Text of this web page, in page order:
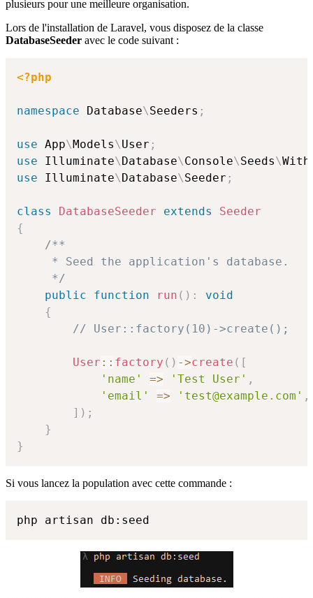
plusieurs pour une meilleure organisation.
Lors de l'installation de Laravel, vous disposez de la classe
DatabaseSeeder avec le code suivant :
<?php
namespace Database\Seeders ;
use App\ Models\User ;
use
Illuminate\ Database\Console\Seeds\
use
Illuminate\ Database\Seeder ;
class DatabaseSeeder extends
Seeder
{
/**
     * Seed the application's database.
     */
public
function run ( ) :
void
{
// User::factory(10)->create();
User :: factory ( ) ->create ( [
'name'
=> 'Test User' ,
'email'
=> 'test@example.com' ,
] ) ;
}
}
Si vous lancez la population avec cette commande :
php artisan db:seed